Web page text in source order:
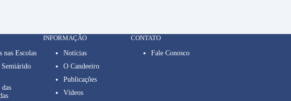
nas Escolas
INFORMAÇÃO
Notícias
O Candeeiro
Publicações
Vídeos
CONTATO
Fale Conosco